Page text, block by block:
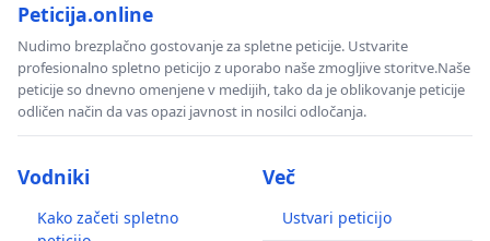
Peticija.online
Nudimo brezplačno gostovanje za spletne peticije. Ustvarite
profesionalno spletno peticijo z uporabo naše zmogljive storitve.Naše
peticije so dnevno omenjene v medijih, tako da je oblikovanje peticije
odličen način da vas opazi javnost in nosilci odločanja.
Vodniki
Kako začeti spletno
Več
Ustvari peticijo